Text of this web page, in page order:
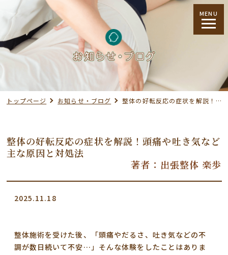
MENU
トップページ お知らせ・ブログ 整体の好転反応の症状を解説！頭痛や吐き気など主な原因と対処法
整体の好転反応の症状を解説！頭痛や吐き気など
主な原因と対処法
著者：出張整体 楽歩
2025.11.18
整体施術を受けた後、「頭痛やだるさ、吐き気などの不
調が数日続いて不安…」そんな体験をしたことはありま